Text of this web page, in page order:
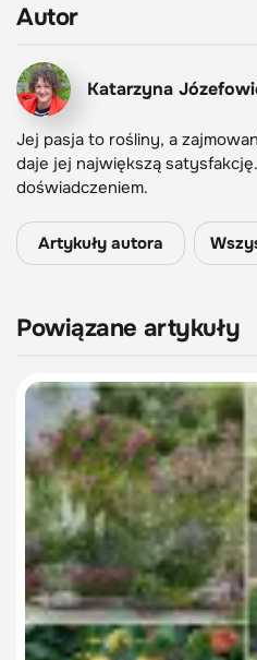
Autor
Katarzyna
Jej pasja to rośliny, a
daje jej największą
doświadczeniem.
Artykuły autora
Powiązane artykuły